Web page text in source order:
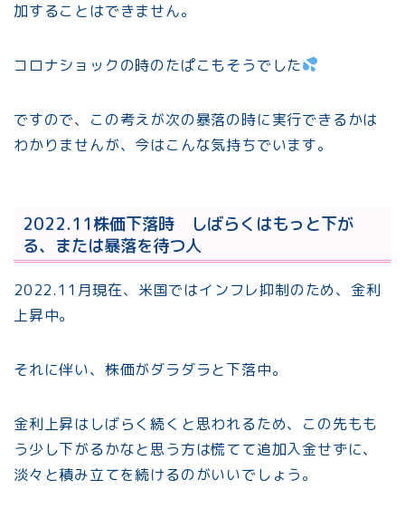
加することはできません。
コロナショックの時のたぱこもそうでした
ですので、この考えが次の暴落の時に実行できるかは
わかりませんが、今はこんな気持ちでいます。
2022.11株価下落時 しばらくはもっと下が
る、または暴落を待つ人
2022.11月現在、米国ではインフレ抑制のため、金利
上昇中。
それに伴い、株価がダラダラと下落中。
金利上昇はしばらく続くと思われるため、この先もも
う少し下がるかなと思う方は慌てて追加入金せずに、
淡々と積み立てを続けるのがいいでしょう。